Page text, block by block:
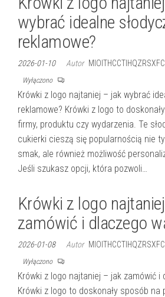
wybrać idealne
reklamowe?
2026-01-10 Autor
Wyłączono
Krówki z logo najtaniej – jak wybrać
reklamowe? Krówki z logo to
firmy, produktu czy wydarzenia. Te
cukierki cieszą się popularnością nie
smak, ale również możliwość
Jeśli szukasz opcji, która pozwoli…
Krówki z logo
zamówić i dlaczego
2026-01-08 Autor
Wyłączono
Krówki z logo najtaniej – jak zamówić i
Krówki z logo to doskonały sposób na